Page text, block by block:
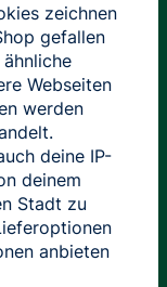
zeichnen
gefallen
Webseiten
werden
deine IP-
deinem
Stadt zu
anbieten